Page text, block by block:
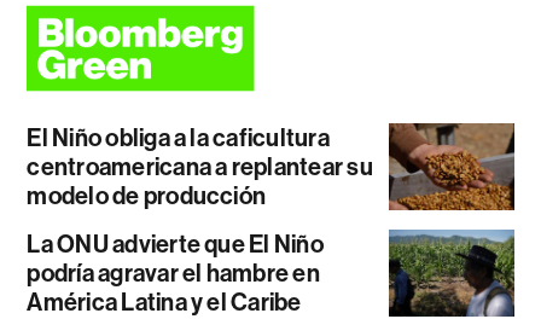
El Niño obliga a la caficultura
centroamericana a replantear su
modelo de producción
La ONU advierte que El Niño
podría agravar el hambre en
América Latina y el Caribe